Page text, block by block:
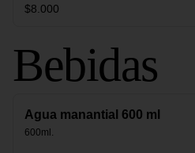
$8.000
Bebidas
Agua manantial 600 ml
600ml.